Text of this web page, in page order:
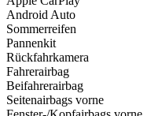
Android Auto
Sommerreifen
Pannenkit
Rückfahrkamera
Fahrerairbag
Beifahrerairbag
Seitenairbags vorne